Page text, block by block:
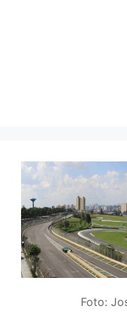
Foto: